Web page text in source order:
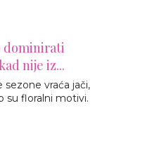
dominirati
nije iz...
vraća jači,
su floralni motivi.